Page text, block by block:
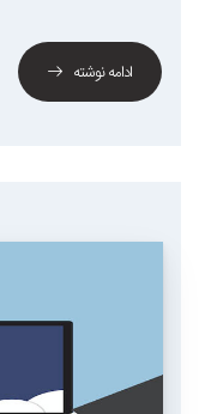
ادامه نوشته